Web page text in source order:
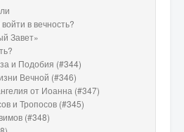
в вечность?
Завет»
и Подобия (#344)
Вечной (#346)
от Иоанна (#347)
и Тропосов (#345)
(#348)